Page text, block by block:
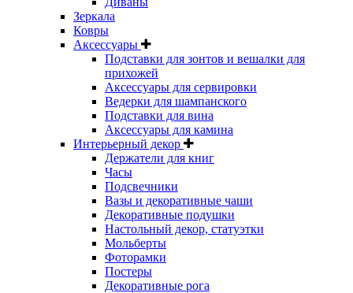
Зеркала
Ковры
Аксессуары
Подставки для зонтов и вешалки для
прихожей
Аксессуары для сервировки
Ведерки для шампанского
Подставки для вина
Аксессуары для камина
Интерьерный декор
Держатели для книг
Часы
Подсвечники
Вазы и декоративные чаши
Декоративные подушки
Настольный декор, статуэтки
Мольберты
Фоторамки
Постеры
Декоративные рога